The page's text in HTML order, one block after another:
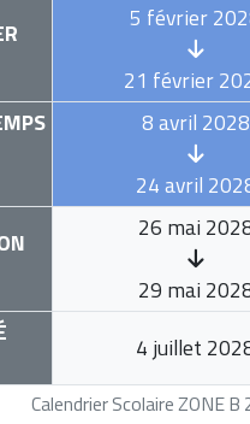
Calendrier Scolaire ZONE
5 février
21 février
8 avril 2028
24 avril
26 mai
29 mai
4 juillet